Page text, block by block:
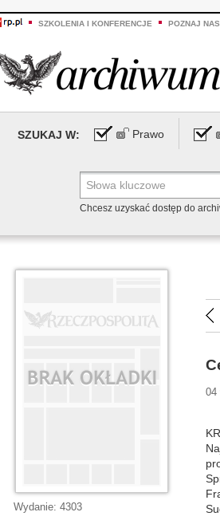
SZKOLENIA I KONFERENCJE POZNAJ
SZUKAJ W: Prawo
Chcesz uzyskać dostęp do
04
Wydanie: 4303